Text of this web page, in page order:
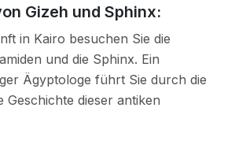
Gizeh und Sphinx:
in Kairo besuchen Sie die
und die Sphinx. Ein
Ägyptologe führt Sie durch die
Geschichte dieser antiken